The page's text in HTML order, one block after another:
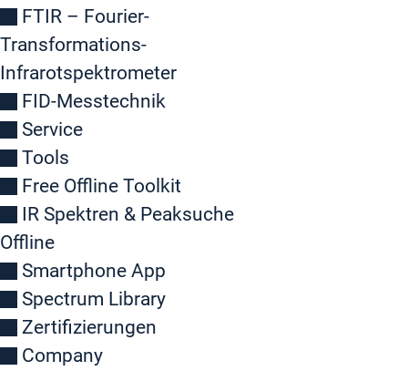
FTIR – Fourier-
Transformations-
Infrarotspektrometer
FID-Messtechnik
Service
Tools
Free Offline Toolkit
IR Spektren & Peaksuche
Offline
Smartphone App
Spectrum Library
Zertifizierungen
Company